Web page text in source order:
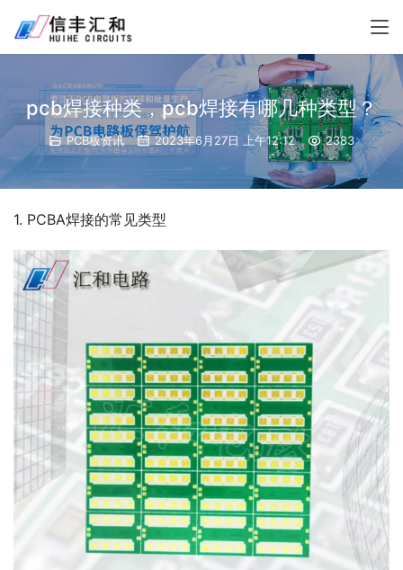
pcb焊接种类，pcb焊接有哪几种类型？
PCB板资讯 2023年6月27日 上午12:12 2383
1. PCBA焊接的常见类型